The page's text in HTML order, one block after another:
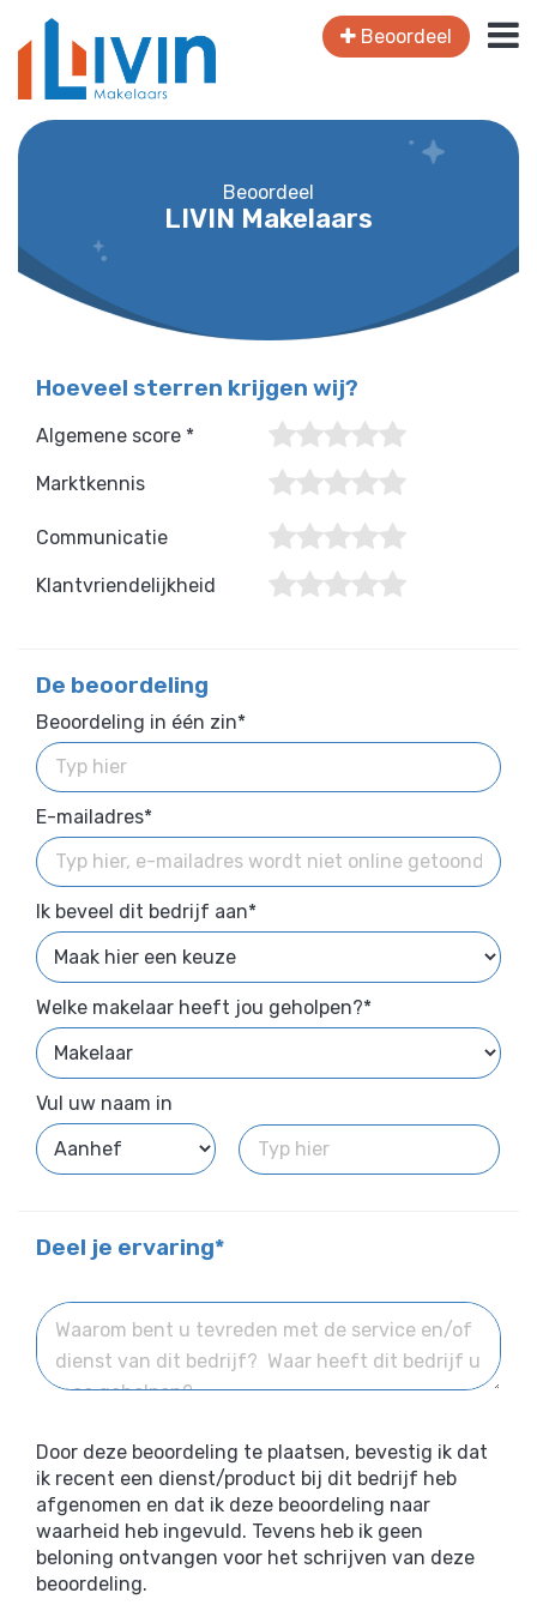
Beoordeel
Beoordeel
LIVIN Makelaars
Hoeveel sterren krijgen wij?
Algemene score *
Marktkennis
Communicatie
Klantvriendelijkheid
De beoordeling
Beoordeling in één zin*
E-mailadres*
Ik beveel dit bedrijf aan*
Welke makelaar heeft jou geholpen?*
Vul uw naam in
Deel je ervaring*
Door deze beoordeling te plaatsen, bevestig ik dat
ik recent een dienst/product bij dit bedrijf heb
afgenomen en dat ik deze beoordeling naar
waarheid heb ingevuld. Tevens heb ik geen
beloning ontvangen voor het schrijven van deze
beoordeling.